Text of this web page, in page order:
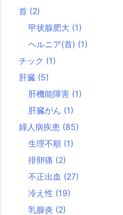
首 (2)
甲状腺肥大 (1)
ヘルニア(首) (1)
チック (1)
肝臓 (5)
肝機能障害 (1)
肝臓がん (1)
婦人病疾患 (85)
生理不順 (1)
排卵痛 (2)
不正出血 (27)
冷え性 (19)
乳腺炎 (2)